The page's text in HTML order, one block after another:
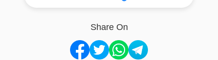
Share On